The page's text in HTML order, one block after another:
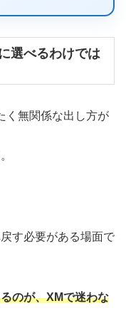
選べるわけでは
く無関係な出し方が
す必要がある場面で
のが、XMで迷わな